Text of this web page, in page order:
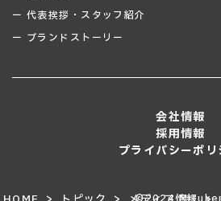
ー 代表挨拶・スタッフ紹介
ー ブランドストーリー
会社情報
採用情報
プライバシーポリ